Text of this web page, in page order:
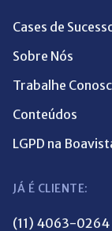
Cases de
Sobre Nós
Trabalhe
Conteúdos
LGPD na
JÁ É CLIENTE:
(11) 4063-0264